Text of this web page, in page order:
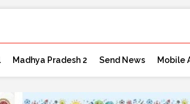
Madhya Pradesh 2 Send News Mobile